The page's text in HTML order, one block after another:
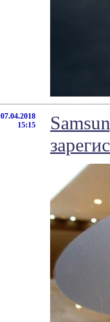
07.04.2018
15:15